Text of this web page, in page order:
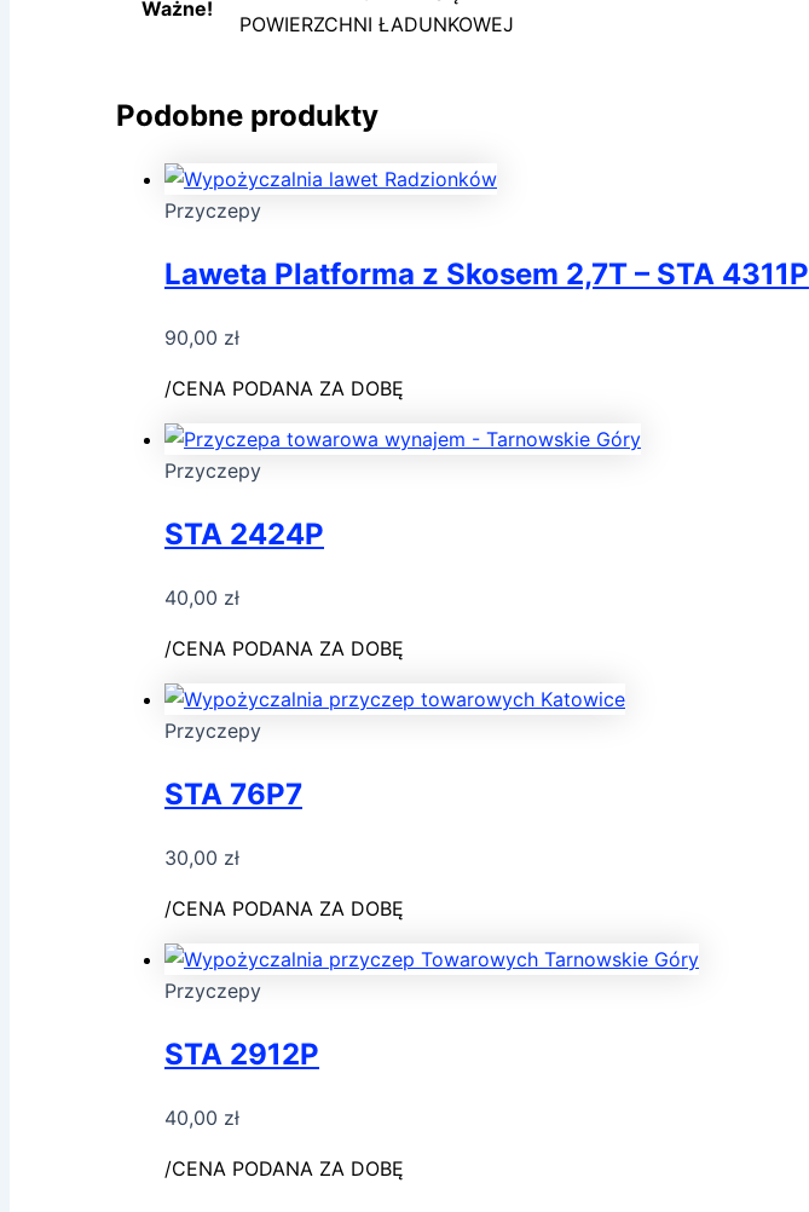
Ważne!
POWIERZCHNI ŁADUNKOWEJ
Podobne produkty
Przyczepy
Laweta Platforma z Skosem 2,7T – STA 4311P
90,00 zł
/CENA PODANA ZA DOBĘ
Przyczepy
STA 2424P
40,00 zł
/CENA PODANA ZA DOBĘ
Przyczepy
STA 76P7
30,00 zł
/CENA PODANA ZA DOBĘ
Przyczepy
STA 2912P
40,00 zł
/CENA PODANA ZA DOBĘ